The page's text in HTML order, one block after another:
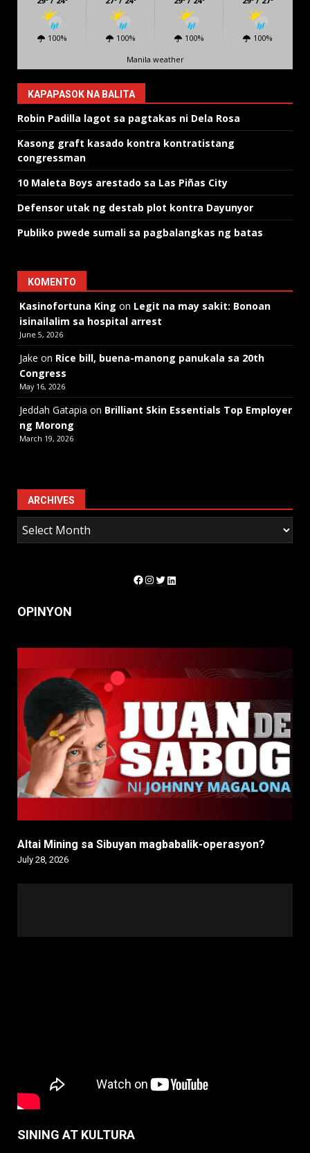
100% 100% 100% 100%
Manila weather
KAPAPASOK NA BALITA
Robin Padilla lagot sa pagtakas ni Dela Rosa
Kasong graft kasado kontra kontratistang
congressman
10 Maleta Boys arestado sa Las Piñas City
Defensor utak ng destab plot kontra Dayunyor
Publiko pwede sumali sa pagbalangkas ng batas
KOMENTO
Kasinofortuna King on Legit na may sakit: Bonoan
isinailalim sa hospital arrest
June 5, 2026
Jake on Rice bill, buena-manong panukala sa 20th
Congress
May 16, 2026
Jeddah Gatapia on Brilliant Skin Essentials Top Employer
ng Morong
March 19, 2026
ARCHIVES
Facebook
Instagram
Twitter
LinkedIn
OPINYON
Altai Mining sa Sibuyan magbabalik-operasyon?
July 28, 2026
SINING AT KULTURA